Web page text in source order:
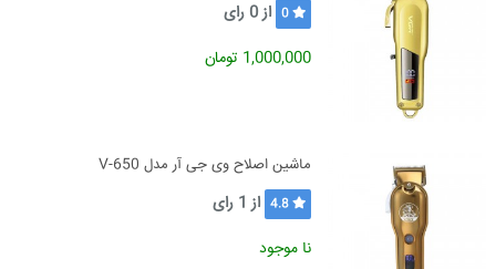
0 از0 رای
1,000,000 تومان
ماشین اصلاح وی جی آر مدل V-650
4.8 از 1 رای
نا موجود